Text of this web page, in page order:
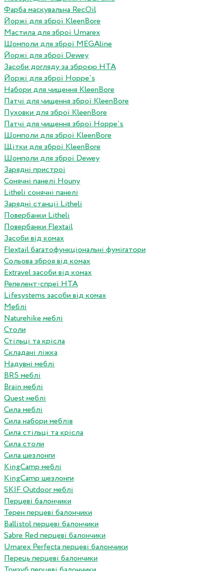
Фарба маскувальна RecOil
Йоржі для зброї KleenBore
Мастила для зброї Umarex
Шомполи для зброї MEGAline
Йоржі для зброї Dewey
Засоби догляду за зброєю HTA
Йоржі для зброї Hoppe`s
Набори для чищення KleenBore
Патчі для чищення зброї KleenBore
Пуховки для зброї KleenBore
Патчі для чищення зброї Hoppe`s
Шомполи для зброї KleenBore
Щітки для зброї KleenBore
Шомполи для зброї Dewey
Зарядні пристрої
Сонячні панелі Houny
Litheli сонячні панелі
Зарядні станції Litheli
Повербанки Litheli
Повербанки Flextail
Засоби від комах
Flextail багатофункціональні фумігатори
Сольова зброя від комах
Extravel засоби від комах
Репелент-спреї HTA
Lifesystems засоби від комах
Меблі
Naturehike меблі
Столи
Стільці та крісла
Складані ліжка
Надувні меблі
BRS меблі
Brain меблі
Quest меблі
Сила меблі
Сила набори меблів
Сила стільці та крісла
Сила столи
Сила шезлонги
KingCamp меблі
KingCamp шезлонги
SKIF Outdoor меблі
Перцеві балончики
Терен перцеві балончики
Ballistol перцеві балончики
Sabre Red перцеві балончики
Umarex Perfecta перцеві балончики
Перець перцеві балончики